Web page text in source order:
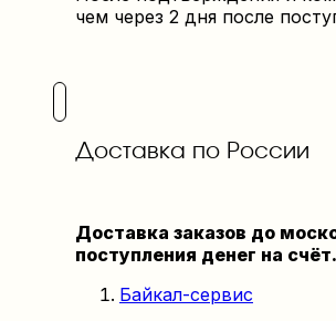
чем через 2 дня после
Доставка по России
Доставка заказов до
поступления денег на счёт.
Байкал-сервис